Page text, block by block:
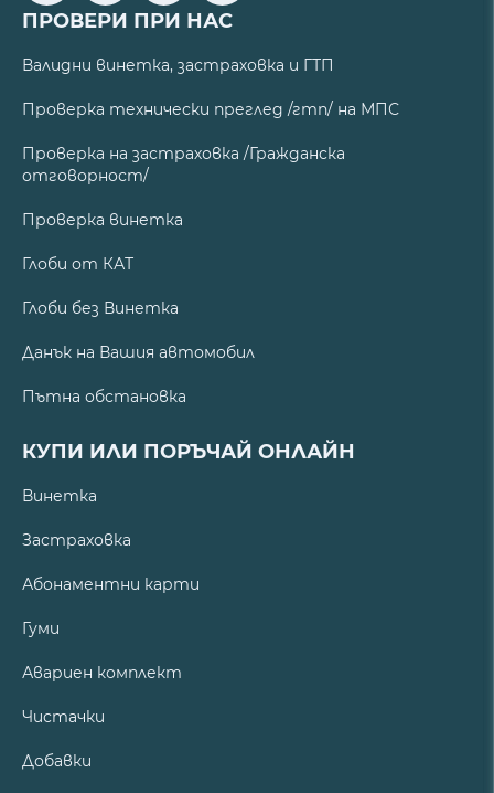
ПРОВЕРИ ПРИ НАС
Валидни винетка, застраховка и ГТП
Проверка технически преглед /гтп/ на МПС
Проверка на застраховка /Гражданска
отговорност/
Проверка винетка
Глоби от КАТ
Глоби без Винетка
Данък на Вашия автомобил
Пътна обстановка
КУПИ ИЛИ ПОРЪЧАЙ ОНЛАЙН
Винетка
Застраховка
Абонаментни карти
Гуми
Авариен комплект
Чистачки
Добавки